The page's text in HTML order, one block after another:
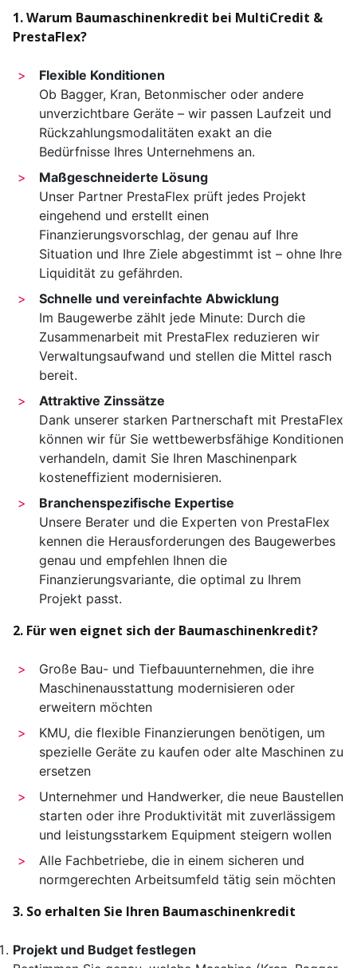
1. Warum Baumaschinenkredit bei MultiCredit &
PrestaFlex?
Flexible Konditionen
Ob Bagger, Kran, Betonmischer oder andere
unverzichtbare Geräte – wir passen Laufzeit und
Rückzahlungsmodalitäten exakt an die
Bedürfnisse Ihres Unternehmens an.
Maßgeschneiderte Lösung
Unser Partner PrestaFlex prüft jedes Projekt
eingehend und erstellt einen
Finanzierungsvorschlag, der genau auf Ihre
Situation und Ihre Ziele abgestimmt ist – ohne Ihre
Liquidität zu gefährden.
Schnelle und vereinfachte Abwicklung
Im Baugewerbe zählt jede Minute: Durch die
Zusammenarbeit mit PrestaFlex reduzieren wir
Verwaltungsaufwand und stellen die Mittel rasch
bereit.
Attraktive Zinssätze
Dank unserer starken Partnerschaft mit PrestaFlex
können wir für Sie wettbewerbsfähige Konditionen
verhandeln, damit Sie Ihren Maschinenpark
kosteneffizient modernisieren.
Branchenspezifische Expertise
Unsere Berater und die Experten von PrestaFlex
kennen die Herausforderungen des Baugewerbes
genau und empfehlen Ihnen die
Finanzierungsvariante, die optimal zu Ihrem
Projekt passt.
2. Für wen eignet sich der Baumaschinenkredit?
Große Bau- und Tiefbauunternehmen, die ihre
Maschinenausstattung modernisieren oder
erweitern möchten
KMU, die flexible Finanzierungen benötigen, um
spezielle Geräte zu kaufen oder alte Maschinen zu
ersetzen
Unternehmer und Handwerker, die neue Baustellen
starten oder ihre Produktivität mit zuverlässigem
und leistungsstarkem Equipment steigern wollen
Alle Fachbetriebe, die in einem sicheren und
normgerechten Arbeitsumfeld tätig sein möchten
3. So erhalten Sie Ihren Baumaschinenkredit
Projekt und Budget festlegen